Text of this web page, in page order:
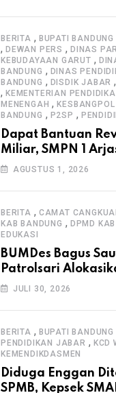
BERITA , BUPATI BANDUNG
, DEWAN PERS , DINAS
KEBUDAYAAN GARUT ,
BANDUNG , DINAS
BANDUNG , DISDIK JABAR
, KEMENTERIAN
MENENGAH ,
BANDUNG , P2SP ,
Dapat Bantuan
Miliar, SMPN 1
Masyarakat
AGUSTUS 1, 2026
BERITA , CAMAT
KAB BANDUNG , DPMD
EDUKASI
BUMDes Bagus
Patrolsari
Dana Desa untuk
JULI 30, 2026
BERITA , BUPATI BANDUNG
PENDIDIKAN JABAR , KCD
KEMENDIKDASMEN
Diduga Enggan
SPMB, Kepsek